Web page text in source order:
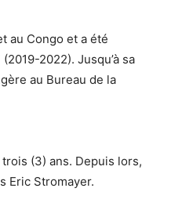
au Congo et a été
2022). Jusqu’à sa
au Bureau de la
(3) ans. Depuis lors,
Eric Stromayer.